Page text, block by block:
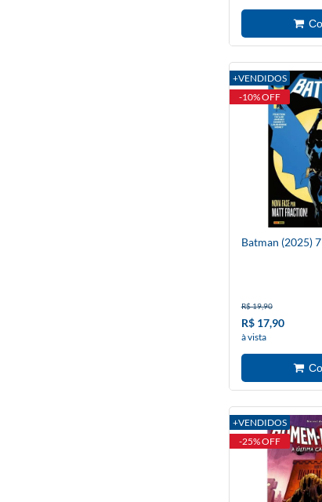
+VENDIDOS
-10% OFF
Batman (2025) 7
R$ 19,90
R$ 17,90
à vista
+VENDIDOS
-25% OFF